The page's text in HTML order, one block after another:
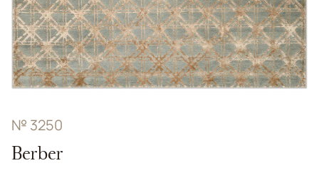
№ 3250
Berber